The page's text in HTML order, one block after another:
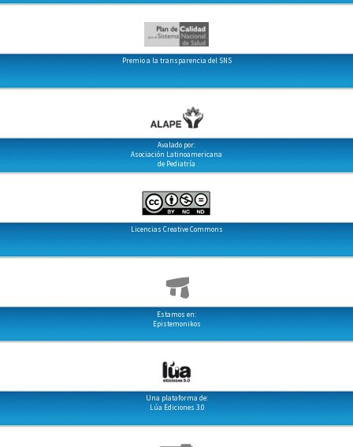
Premio a la transparencia del SNS
Avalado por:
Asociación Latinoamericana
de Pediatría
Licencias Creative Commons
Estamos en:
Epistemonikos
Una plataforma de:
Lúa Ediciones 3.0